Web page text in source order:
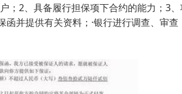
；2、具备履行担保项下合约的能力；3
函并提供有关资料；·银行进行调查、审